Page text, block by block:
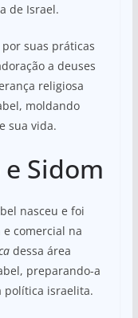
de Israel.
suas práticas
a deuses
religiosa
moldando
sua vida.
Sidom
nasceu e foi
comercial na
dessa área
preparando-a
política israelita.